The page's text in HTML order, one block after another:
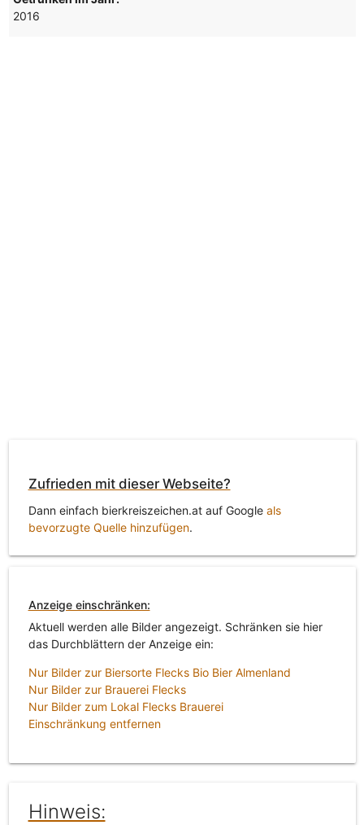
2016
Zufrieden mit dieser Webseite?
Dann einfach bierkreiszeichen.at auf Google als
bevorzugte Quelle hinzufügen.
Anzeige einschränken:
Aktuell werden alle Bilder angezeigt. Schränken sie hier
das Durchblättern der Anzeige ein:
Nur Bilder zur Biersorte Flecks Bio Bier Almenland
Nur Bilder zur Brauerei Flecks
Nur Bilder zum Lokal Flecks Brauerei
Einschränkung entfernen
Hinweis: